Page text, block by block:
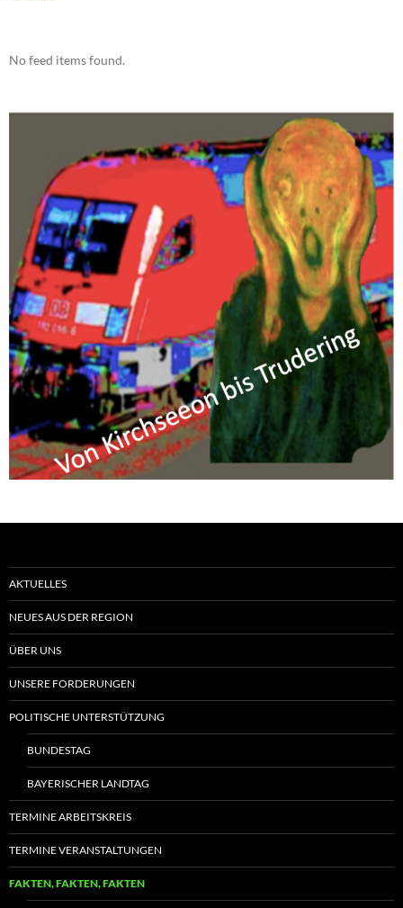
No feed items found.
AKTUELLES
NEUES AUS DER REGION
ÜBER UNS
UNSERE FORDERUNGEN
POLITISCHE UNTERSTÜTZUNG
BUNDESTAG
BAYERISCHER LANDTAG
TERMINE ARBEITSKREIS
TERMINE VERANSTALTUNGEN
FAKTEN, FAKTEN, FAKTEN